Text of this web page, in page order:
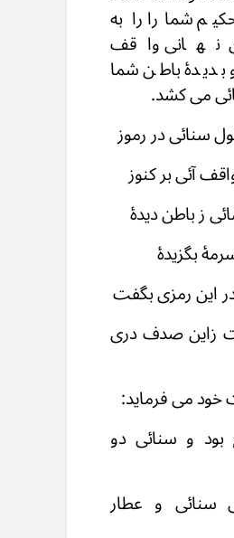
شمارا را به
نهانی واقف
بدیدۀ باطن شما
می کشد.
سنائی در رموز
آئی بر کنوز
ز باطن دیدۀ
بگزیدۀ
این رمزی بگفت
زاین صدف دری
خود می فرماید:
و سنائی دو
سنائی و عطار